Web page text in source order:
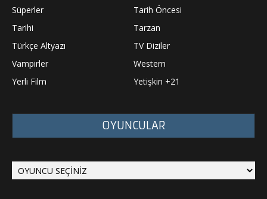
Süperler
Tarih Öncesi
Tarihi
Tarzan
Türkçe Altyazı
TV Diziler
Vampirler
Western
Yerli Film
Yetişkin +21
OYUNCULAR